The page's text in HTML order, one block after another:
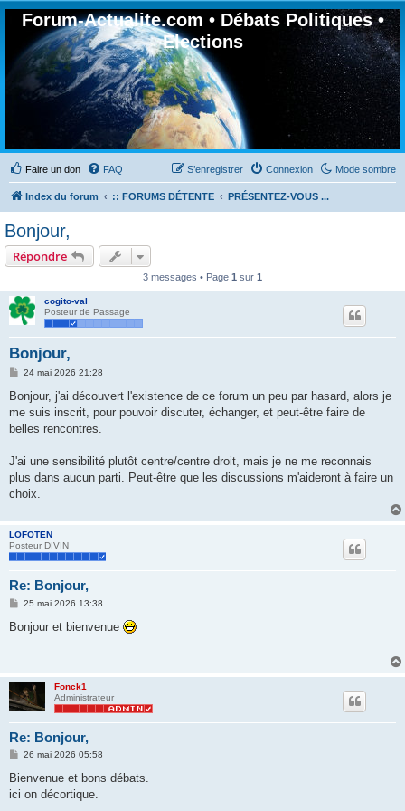
Forum-Actualite.com • Débats Politiques •
Elections
Faire un don Mode sombre
FAQ Connexion
S’enregistrer
Index du forum :: FORUMS DÉTENTE PRÉSENTEZ-VOUS ...
Bonjour,
Répondre
3 messages • Page 1 sur 1
cogito-val
Posteur de Passage
Bonjour,
M
s
a
g
24 mai 2026 21:28
Bonjour, j'ai découvert l'existence de ce forum un peu par hasard, alors je
me suis inscrit, pour pouvoir discuter, échanger, et peut-être faire de
belles rencontres.
J'ai une sensibilité plutôt centre/centre droit, mais je ne me reconnais
plus dans aucun parti. Peut-être que les discussions m'aideront à faire un
choix.
LOFOTEN
Posteur DIVIN
Re: Bonjour,
M
s
25 mai 2026 13:38
Bonjour et bienvenue
Fonck1
Administrateur
Re: Bonjour,
M
s
a
26 mai 2026 05:58
Bienvenue et bons débats.
ici on décortique.